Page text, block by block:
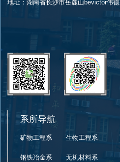
地址：湖南省长沙市岳麓山bevictor伟德
系所导航
矿物工程系 生物工程系
钢铁冶金系 无机材料系